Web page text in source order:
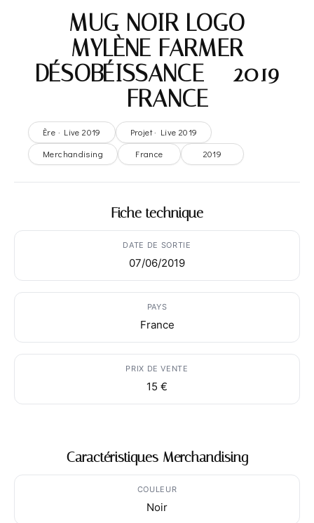
MUG NOIR LOGO
MYLÈNE FARMER
DÉSOBÉISSANCE – 2019
– FRANCE
Ère · Live 2019
Projet · Live 2019
Merchandising
France 2019
Fiche technique
DATE DE SORTIE
07/06/2019
PAYS
France
PRIX DE VENTE
15 €
Caractéristiques Merchandising
COULEUR
Noir